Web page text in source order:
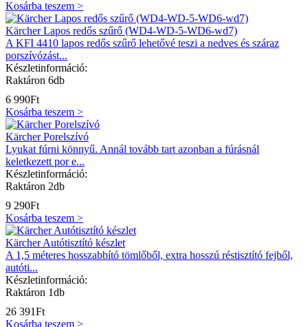
Kosárba teszem >
Kärcher Lapos redős szűrő (WD4-WD-5-WD6-wd7)
A KFI 4410 lapos redős szűrő lehetővé teszi a nedves és száraz
porszívózást...
Készletinformáció:
Raktáron 6db
6 990Ft
Kosárba teszem >
Kärcher Porelszívó
Lyukat fúrni könnyű. Annál tovább tart azonban a fúrásnál
keletkezett por e...
Készletinformáció:
Raktáron 2db
9 290Ft
Kosárba teszem >
Kärcher Autótisztító készlet
A 1,5 méteres hosszabbító tömlőből, extra hosszú réstisztító fejből,
autóti...
Készletinformáció:
Raktáron 1db
26 391Ft
Kosárba teszem >